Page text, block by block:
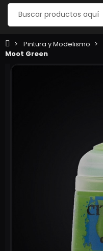
Pintura y Modelismo
Moot Green